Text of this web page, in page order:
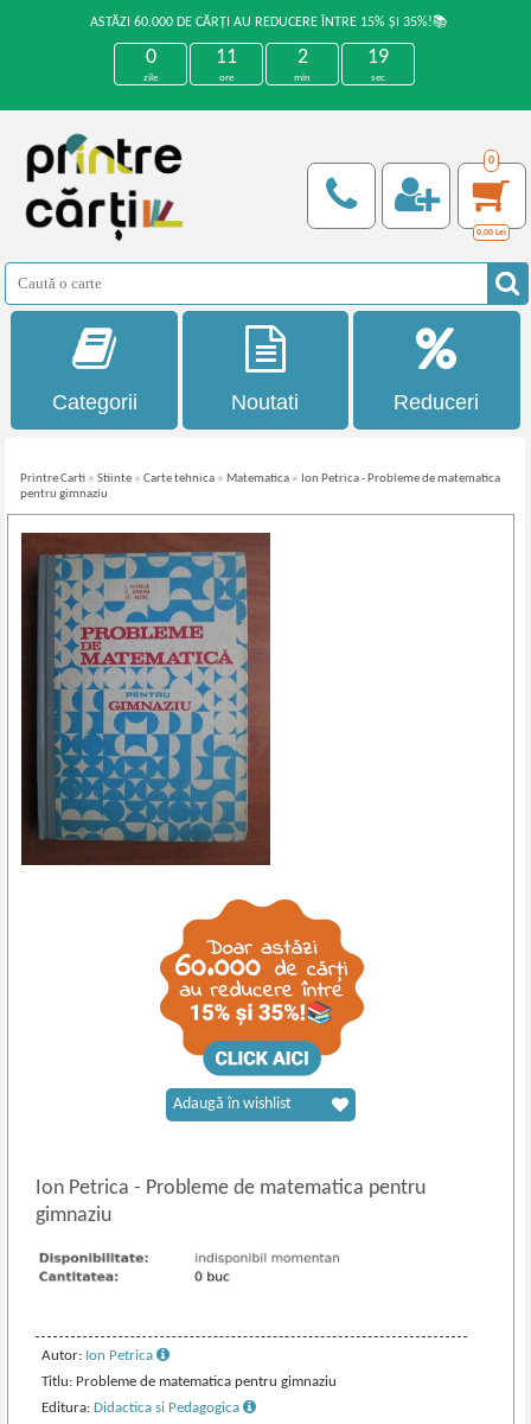
ASTĂZI 60.000 DE CĂRȚI AU REDUCERE ÎNTRE 15% ȘI 35%!📚
0
zile
11
ore
2
min
19
sec
0
0,00 Lei
Categorii Noutati Reduceri
Printre Carti »Stiinte »Carte tehnica » Matematica » Ion Petrica - Probleme de matematica
pentru gimnaziu
Ion Petrica- Probleme de matematica pentru
gimnaziu
Autor: Ion Petrica
Titlu: Probleme de matematica pentru gimnaziu
Editura:Didactica si Pedagogica
Adaugă în wishlist